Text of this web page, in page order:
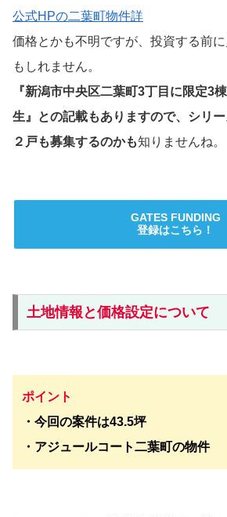
公式HPの二葉町物件詳
価格とかも不明ですが、投資する前
もしれません。
『新潟市中央区二葉町3丁目に限定3
生』との記載もありますので、シリ
２戸も募集するのかも知りませんね。
GATES FUNDING
登録はこちら！
土地情報と価格設定について
ポイント
・今回の案件は43.5坪
・アジュールコート二葉町の物件